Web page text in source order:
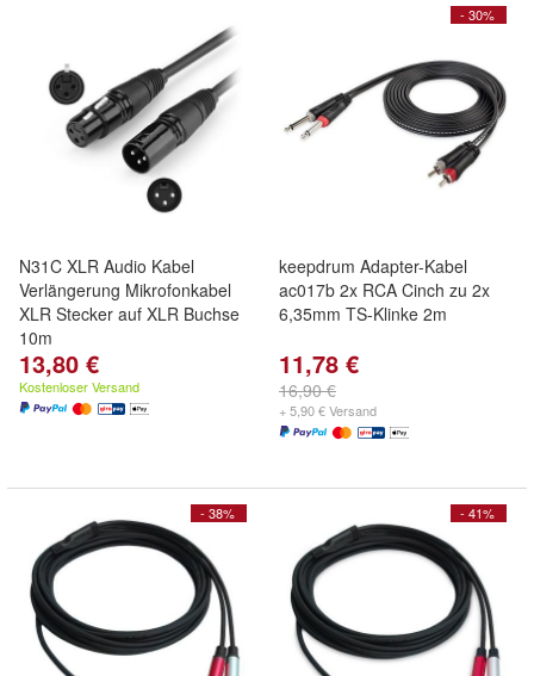
N31C XLR Audio Kabel
Verlängerung Mikrofonkabel
XLR Stecker auf XLR Buchse
10m
13,80 €
Kostenloser Versand
- 30%
keepdrum Adapter-Kabel
ac017b 2x RCA Cinch zu 2x
6,35mm TS-Klinke 2m
11,78 €
16,90 €
+ 5,90 € Versand
- 38% - 41%